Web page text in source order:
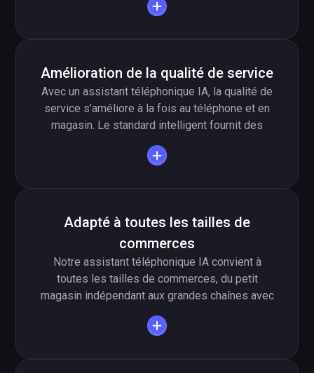
qui libère des ressources internes. Vos équipes
Amélioration de la qualité de service
Avec un assistant téléphonique IA, la qualité de
service s’améliore à la fois au téléphone et en
magasin. Le standard intelligent fournit des
informations claires et cohérentes, ce qui réduit
la frustration des clients et rend l’expérience
Adapté à toutes les tailles de
commerces
Notre assistant téléphonique IA convient à
toutes les tailles de commerces, du petit
magasin indépendant aux grandes chaînes avec
de nombreuses filiales. Les petites et
moyennes enseignes peuvent améliorer leur